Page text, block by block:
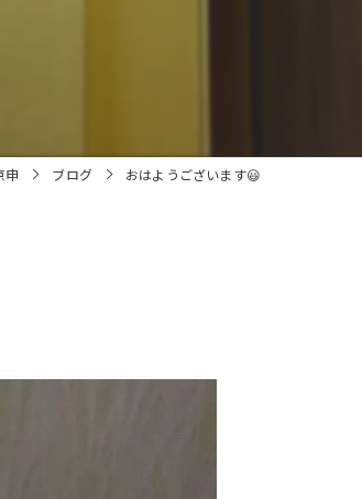
申 ブログ おはようございます😃